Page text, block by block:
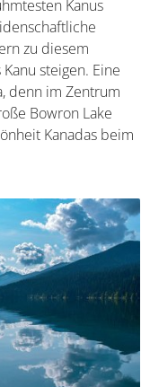
Boot auf
Kanus
zu diesem
steigen. Eine
im Zentrum
Bowron Lake
Kanadas